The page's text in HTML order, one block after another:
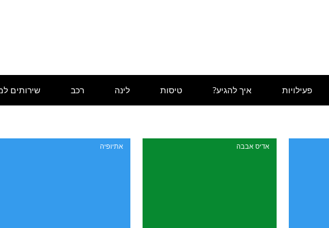
פעילויות איך להגיע? טיסות לינה רכב שירותים
אתיופיה אדיס אבבה